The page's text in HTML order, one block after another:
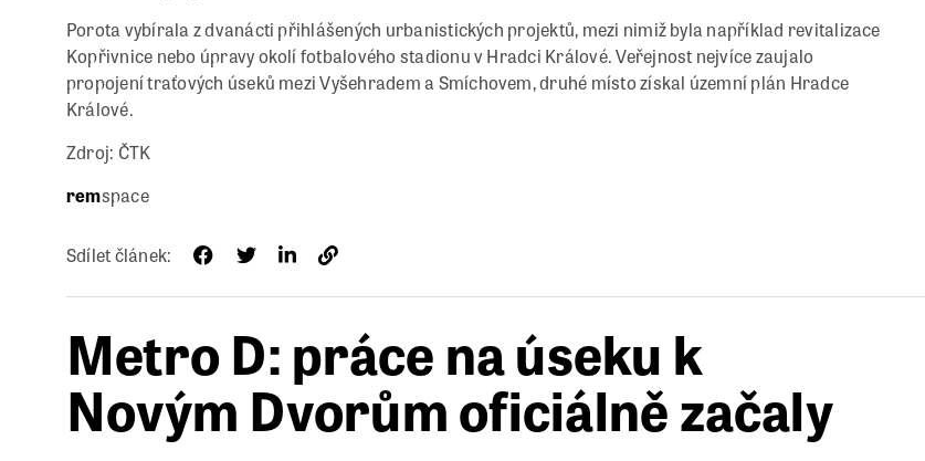
Porota vybírala z dvanácti přihlášených urbanistických projektů, mezi nimiž byla například revitalizace
Kopřivnice nebo úpravy okolí fotbalového stadionu v Hradci Králové. Veřejnost nejvíce zaujalo
propojení traťových úseků mezi Vyšehradem a Smíchovem, druhé místo získal územní plán Hradce
Králové.
Zdroj: ČTK
remspace
Sdílet článek:
Metro D: práce na úseku k
Novým Dvorům oficiálně začaly